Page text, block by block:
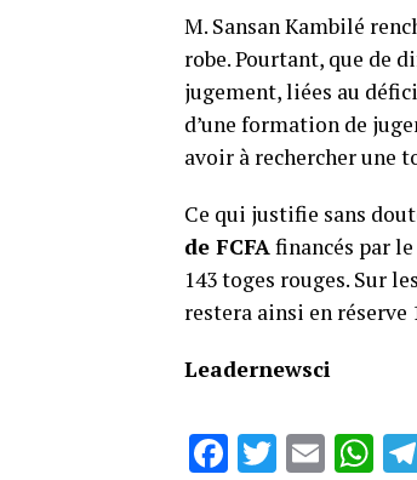
M. Sansan Kambilé
robe. Pourtant, que de
jugement, liées au
d’une formation de
avoir à rechercher une
Ce qui justifie sans
de FCFAfinancés par
143 toges rouges. Sur
restera ainsi en réserve
Leadernewsci
Facebook
Twitter
Email